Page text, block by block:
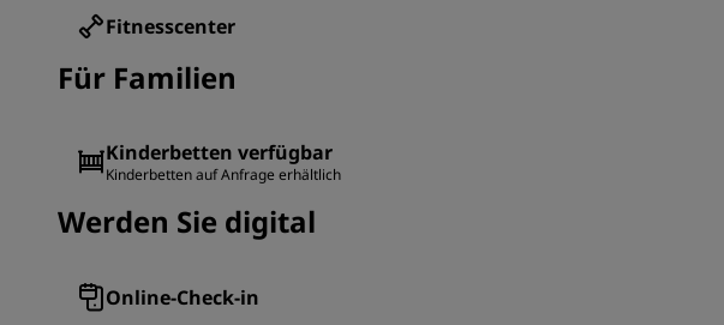
Fitnesscenter
Für Familien
Kinderbetten verfügbar
Kinderbetten auf Anfrage erhältlich
Werden Sie digital
Online-Check-in